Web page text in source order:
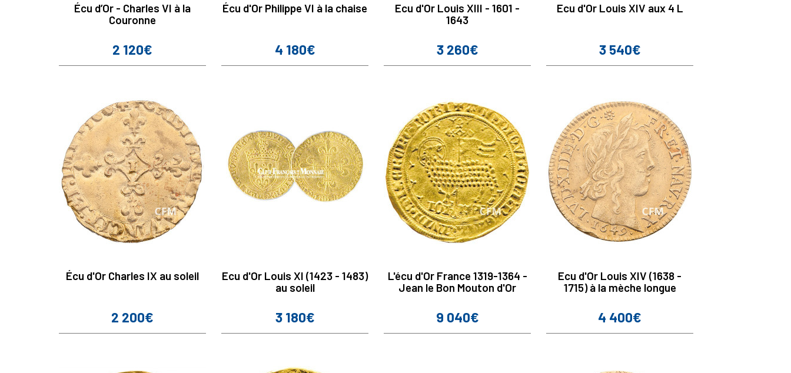
Écu d’Or - Charles VI à la
Couronne
Prix
2 120€
Écu d'Or Philippe VI à la chaise
Prix
4 180€
Ecu d'Or Louis XIII - 1601 -
1643
Prix
3 260€
Ecu d'Or Louis XIV aux 4 L
Prix
3 540€
Écu d'Or Charles IX au soleil
Prix
2 200€
Ecu d'Or Louis XI (1423 - 1483)
au soleil
Prix
3 180€
L'écu d'Or France 1319-1364 -
Jean le Bon Mouton d'Or
Prix
9 040€
Ecu d'Or Louis XIV (1638 -
1715) à la mèche longue
Prix
4 400€